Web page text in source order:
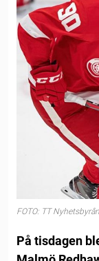
FOTO: TT
På tisdagen